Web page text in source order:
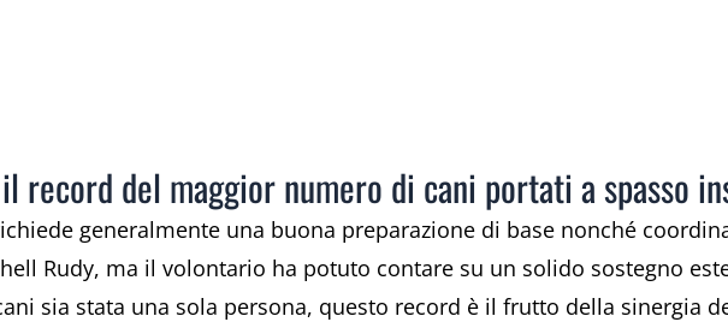
record del maggior numero di cani portati a spasso
generalmente una buona preparazione di base nonché
Rudy, ma il volontario ha potuto contare su un solido sostegno
sia stata una sola persona, questo record è il frutto della sinergia